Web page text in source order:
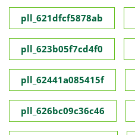
pll_621dfcf5878ab
pll_623b05f7cd4f0
pll_62441a085415f
pll_626bc09c36c46